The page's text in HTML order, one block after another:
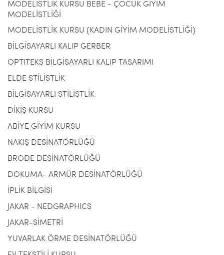
MODELİSTLİK KURSU BEBE - ÇOCUK GİYİM
MODELİSTLİĞİ
MODELİSTLİK KURSU (KADIN GİYİM MODELİSTLİĞİ)
BİLGİSAYARLI KALIP GERBER
OPTITEKS BİLGİSAYARLI KALIP TASARIMI
ELDE STİLİSTLİK
BİLGİSAYARLI STİLİSTLİK
DİKİŞ KURSU
ABİYE GİYİM KURSU
NAKIŞ DESİNATÖRLÜĞÜ
BRODE DESİNATÖRLÜĞÜ
DOKUMA- ARMÜR DESİNATÖRLÜĞÜ
İPLİK BİLGİSİ
JAKAR - NEDGRAPHICS
JAKAR-SİMETRİ
YUVARLAK ÖRME DESİNATÖRLÜĞÜ